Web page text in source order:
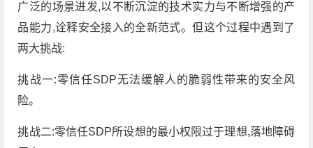
广泛的场景进发,以不断沉淀的技术实力与不断增强的产
品能力,诠释安全接入的全新范式。但这个过程中遇到了
两大挑战:
挑战一:零信任SDP无法缓解人的脆弱性带来的安全风
险。
挑战二:零信任SDP所设想的最小权限过于理想,落地障碍